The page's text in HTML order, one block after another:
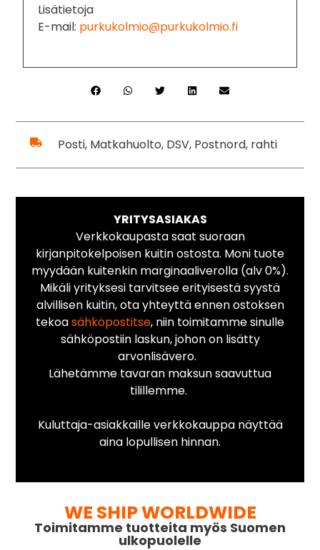
Lisätietoja
E-mail: purkukolmio@purkukolmio.fi
Posti, Matkahuolto, DSV, Postnord, rahti
YRITYSASIAKAS
Verkkokaupasta saat suoraan
kirjanpitokelpoisen kuitin ostosta. Moni tuote
myydään kuitenkin marginaaliverolla (alv 0%).
Mikäli yrityksesi tarvitsee erityisestä syystä
alvillisen kuitin, ota yhteyttä ennen ostoksen
tekoasähköpostitse, niin toimitamme sinulle
sähköpostiin laskun, johon on lisätty
arvonlisävero.
Lähetämme tavaran maksun saavuttua
tilillemme.
Kuluttaja-asiakkaille verkkokauppa näyttää
aina lopullisen hinnan.
WE SHIP WORLDWIDE
Toimitamme tuotteita myös Suomen
ulkopuolelle